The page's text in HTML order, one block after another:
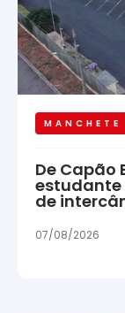
MANCHETE
De
estudante
de
07/08/2026